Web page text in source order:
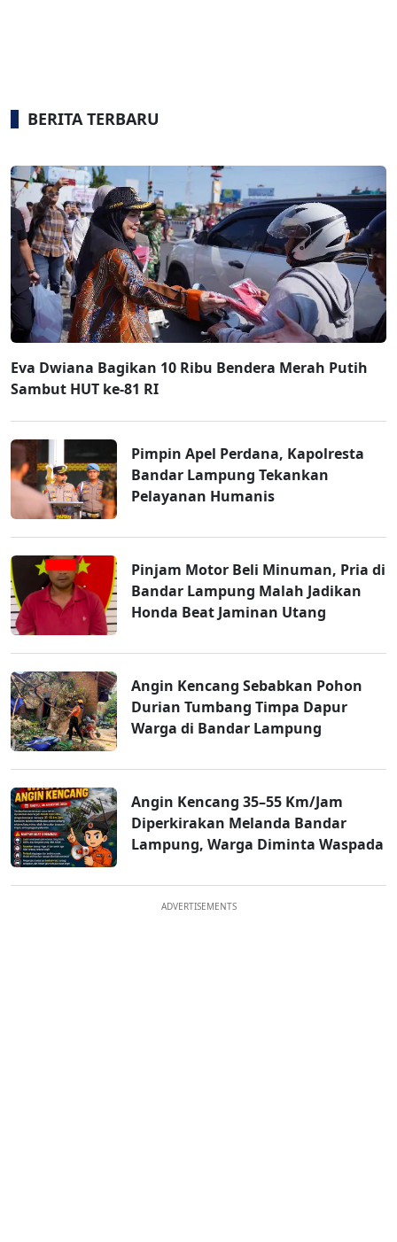
BERITA TERBARU
Eva Dwiana Bagikan 10 Ribu Bendera Merah Putih
Sambut HUT ke-81 RI
Pimpin Apel Perdana, Kapolresta
Bandar Lampung Tekankan
Pelayanan Humanis
Pinjam Motor Beli Minuman, Pria di
Bandar Lampung Malah Jadikan
Honda Beat Jaminan Utang
Angin Kencang Sebabkan Pohon
Durian Tumbang Timpa Dapur
Warga di Bandar Lampung
Angin Kencang 35–55 Km/Jam
Diperkirakan Melanda Bandar
Lampung, Warga Diminta Waspada
ADVERTISEMENTS